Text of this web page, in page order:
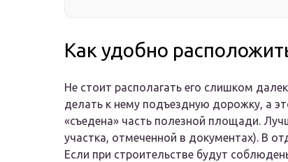
Как удобно
Не стоит располагать его слишком
делать к нему подъездную дорожку, а
«съедена» часть полезной площади.
участка, отмеченной в документах). В
Если при строительстве будут